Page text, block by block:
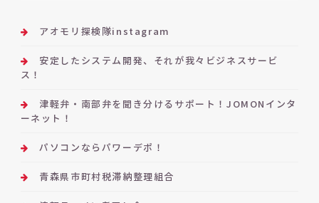
アオモリ探検隊instagram
安定したシステム開発、それが我々ビジネスサービ
ス！
津軽弁・南部弁を聞き分けるサポート！JOMONインタ
ーネット！
パソコンならパワーデポ！
青森県市町村税滞納整理組合